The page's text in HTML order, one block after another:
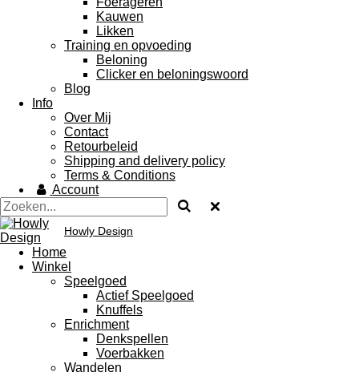
Kauwen
Likken
Training en opvoeding
Beloning
Clicker en beloningswoord
Blog
Info
Over Mij
Contact
Retourbeleid
Shipping and delivery policy
Terms & Conditions
Account
Howly Design
Home
Winkel
Speelgoed
Actief Speelgoed
Knuffels
Enrichment
Denkspellen
Voerbakken
Wandelen